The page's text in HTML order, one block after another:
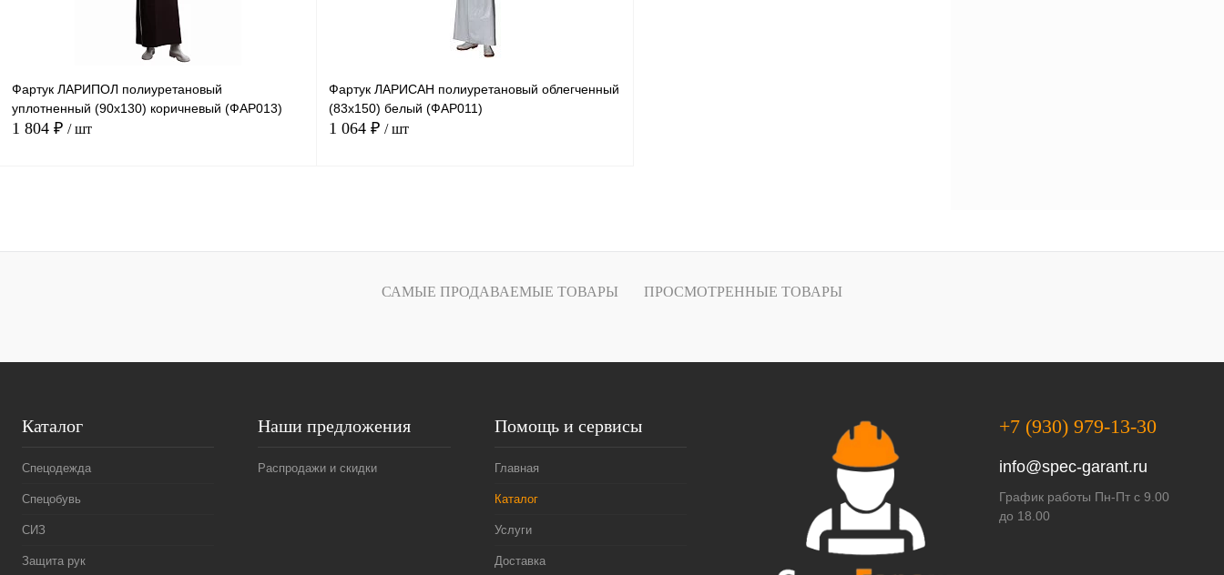
наличии
Фартук ЛАРИПОЛ полиуретановый
уплотненный (90х130) коричневый (ФАР013)
1 804 ₽ / шт
Купить в
Сравнение
Фартук ЛАРИСАН полиуретановый облегченный
(83х150) белый (ФАР011)
1 064 ₽ / шт
Купить в
Сравнение
В избранное
В
САМЫЕ ПРОДАВАЕМЫЕ ТОВАРЫ ПРОСМОТРЕННЫЕ ТОВАРЫ
Каталог
Спецодежда
Спецобувь
СИЗ
Защита рук
Наши предложения
Распродажи и скидки
Помощь и сервисы
Главная
Каталог
Услуги
Доставка
+7 (930) 979-13-30
info@spec-garant.ru
График работы Пн-Пт с 9.00
до 18.00